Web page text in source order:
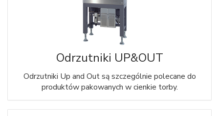
Odrzutniki UP&OUT
Odrzutniki Up and Out są szczególnie polecane do
produktów pakowanych w cienkie torby.